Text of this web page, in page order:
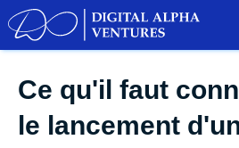
Ce qu'il faut
le lancement